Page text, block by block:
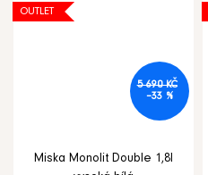
OUTLET
5 690 KČ
–33 %
Miska Monolit Double 1,8l